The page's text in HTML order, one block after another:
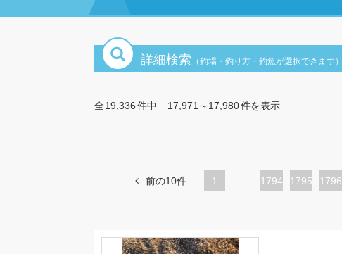
詳細検索 （釣場・釣り方・釣魚が選択できます）
全19,336件中 17,971～17,980件を表示
前の10件 1
ペ
1794
ペ
1795
ペ
1796